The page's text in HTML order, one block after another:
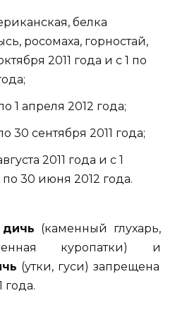
белка
росомаха, горностай,
2011 года и с 1 по
1 апреля 2012 года;
30 сентября 2011 года;
2011 года и с 1
по 30 июня 2012 года.
(каменный глухарь,
куропатки) и
(утки, гуси) запрещена
года.